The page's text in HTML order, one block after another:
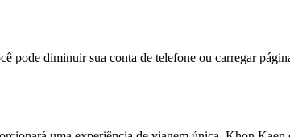
pode diminuir sua conta de telefone ou carregar